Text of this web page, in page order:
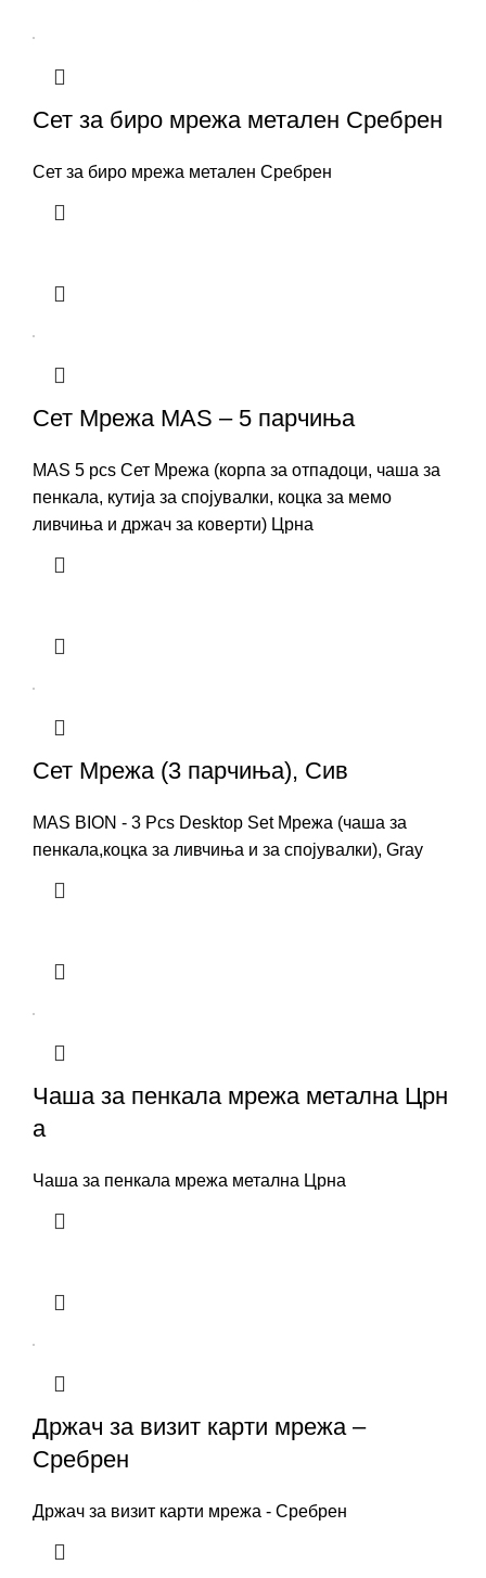
Сет за биро мрежа метален Сребрен
Сет за биро мрежа метален Сребрен
Сет Мрежа MAS – 5 парчиња
MAS 5 pcs Сет Мрежа (корпа за отпадоци, чаша за
пенкала, кутија за спојувалки, коцка за мемо
ливчиња и држач за коверти) Црна
Сет Мрежа (3 парчиња), Сив
MAS BION - 3 Pcs Desktop Set Мрежа (чаша за
пенкала,коцка за ливчиња и за спојувалки), Gray
Чаша за пенкала мрежа метална Црн
а
Чаша за пенкала мрежа метална Црна
Држач за визит карти мрежа –
Сребрен
Држач за визит карти мрежа - Сребрен